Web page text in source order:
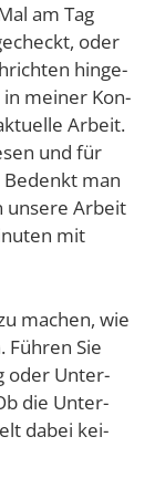
am Tag
oder
hin­ge­
in mei­ner Kon­
Arbeit.
und für
man
unse­re Arbeit
mit
machen, wie
Füh­ren Sie
oder Unter­
die Unter­
dabei kei­